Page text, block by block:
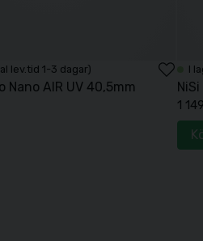
lev.tid 1-3 dagar)
Nano AIR UV 40,5mm
I
1